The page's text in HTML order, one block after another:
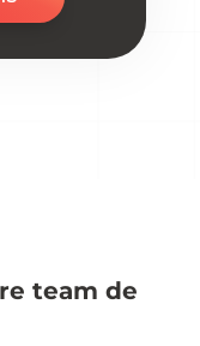
team de